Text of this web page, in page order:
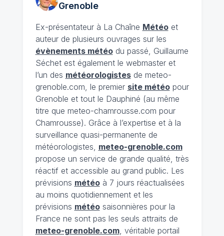
Grenoble
Ex-présentateur à La Chaîne Météoet
auteur de plusieurs ouvrages sur les
évènements météodu passé, Guillaume
Séchet est également le webmaster et
l’un des météorologistesde meteo-
grenoble.com, le premier site météopour
Grenoble et tout le Dauphiné (au même
titre que meteo-chamrousse.com pour
Chamrousse). Grâce à l’expertise et à la
surveillance quasi-permanente de
météorologistes, meteo-grenoble.com
propose un service de grande qualité, très
réactif et accessible au grand public. Les
prévisions météoà 7 jours réactualisées
au moins quotidiennement et les
prévisions météosaisonnières pour la
France ne sont pas les seuls attraits de
meteo-grenoble.com, véritable portail